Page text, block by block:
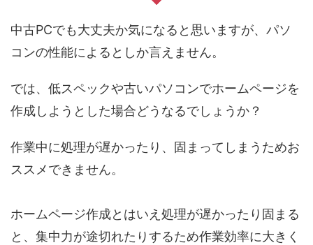
中古PCでも大丈夫か気になると思いますが、パソ
コンの性能によるとしか言えません。
では、低スペックや古いパソコンでホームページを
作成しようとした場合どうなるでしょうか？
作業中に処理が遅かったり、固まってしまうためお
ススメできません。
ホームページ作成とはいえ処理が遅かったり固まる
と、集中力が途切れたりするため作業効率に大きく